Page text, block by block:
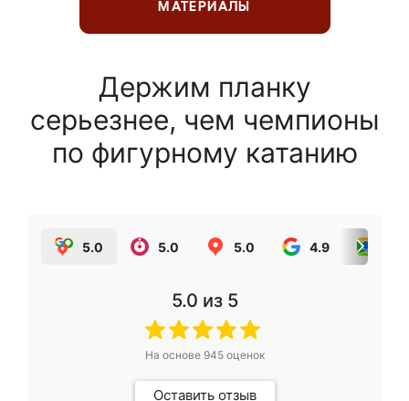
МАТЕРИАЛЫ
Держим планку
серьезнее, чем чемпионы
по фигурному катанию
5.0 5.0 5.0 4.9
5.0 из 5
На основе 945оценок
Оставить отзыв